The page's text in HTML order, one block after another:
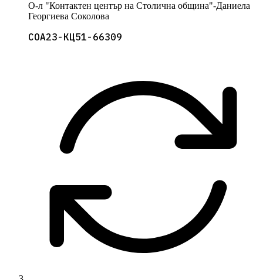
О-л "Контактен център на Столична община"-Даниела
Георгиева Соколова
СОА23-КЦ51-66309